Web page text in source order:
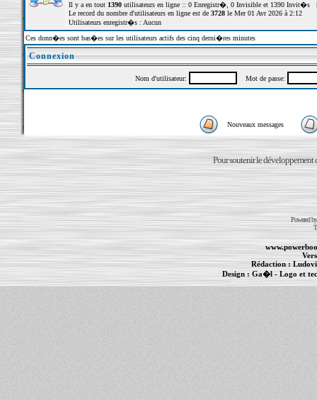
Il y a en tout 1390utilisateurs en ligne :: 0 Enregistr�, 0 Invisible et 1390 Invit�s
Le record du nombre d'utilisateurs en ligne est de 3728le Mer 01 Avr 2026 à 2:12
Utilisateurs enregistr�s : Aucun
Ces donn�es sont bas�es sur les utilisateurs actifs des cinq derni�res minutes
Connexion
Nom d'utilisateur: Mot de passe:
Nouveaux messages
Pour soutenir le développement
Powered
Rédaction :
Design : Ga�l- Logo et